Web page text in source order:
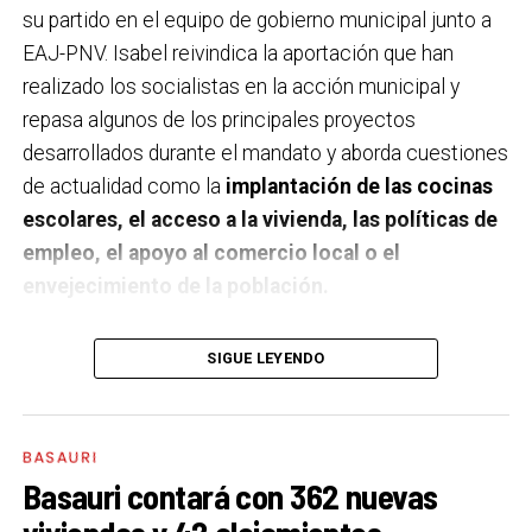
su partido en el equipo de gobierno municipal junto a
EAJ-PNV. Isabel reivindica la aportación que han
realizado los socialistas en la acción municipal y
repasa algunos de los principales proyectos
desarrollados durante el mandato y aborda cuestiones
de actualidad como la implantación de las cocinas
escolares, el acceso a la vivienda, las políticas de
empleo, el apoyo al comercio local o el
envejecimiento de la población.
A un año de acabar la legislatura, ¿qué balance
haces de la gestión del PSE en tus áreas dentro
del equipo de gobierno y qué proyectos
los gobiernos sirve para transformar y mejorar la vida
SIGUE LEYENDO
BASAURI
Basauri contará con 362 nuevas